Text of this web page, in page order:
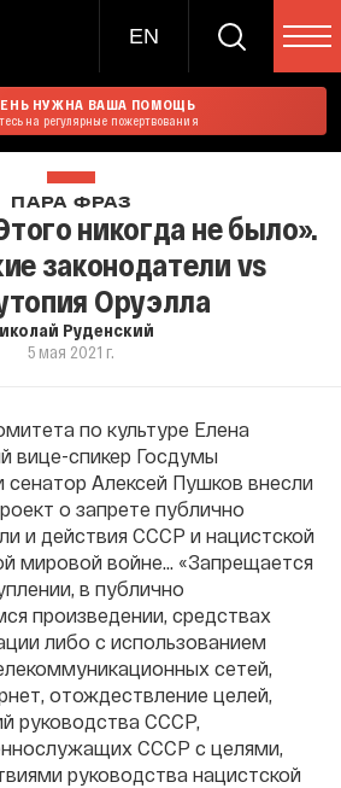
EN
НУЖНА ВАША ПОМОЩЬ
на регулярные пожертвования
ПАРА ФРАЗ
никогда не было».
законодатели vs
Оруэлла
Руденский
5 мая 2021 г.
по культуре Елена
вице-спикер Госдумы
Алексей Пушков внесли
о запрете публично
и действия СССР и нацистской
мировой войне… «Запрещается
в публично
произведении, средствах
либо с использованием
сетей,
отождествление целей,
руководства СССР,
СССР с целями,
руководства нацистской